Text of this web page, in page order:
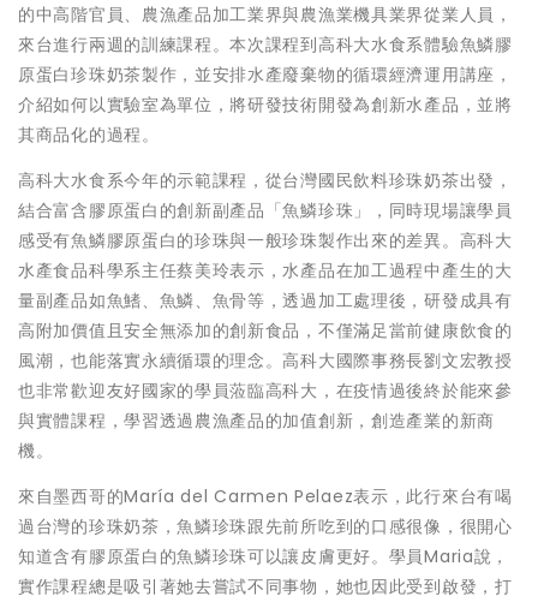
的中高階官員、農漁產品加工業界與農漁業機具業界從業人員，
來台進行兩週的訓練課程。本次課程到高科大水食系體驗魚鱗膠
原蛋白珍珠奶茶製作，並安排水產廢棄物的循環經濟運用講座，
介紹如何以實驗室為單位，將研發技術開發為創新水產品，並將
其商品化的過程。
高科大水食系今年的示範課程，從台灣國民飲料珍珠奶茶出發，
結合富含膠原蛋白的創新副產品「魚鱗珍珠」，同時現場讓學員
感受有魚鱗膠原蛋白的珍珠與一般珍珠製作出來的差異。高科大
水產食品科學系主任蔡美玲表示，水產品在加工過程中產生的大
量副產品如魚鰭、魚鱗、魚骨等，透過加工處理後，研發成具有
高附加價值且安全無添加的創新食品，不僅滿足當前健康飲食的
風潮，也能落實永續循環的理念。高科大國際事務長劉文宏教授
也非常歡迎友好國家的學員蒞臨高科大，在疫情過後終於能來參
與實體課程，學習透過農漁產品的加值創新，創造產業的新商
機。
來自墨西哥的María del Carmen Pelaez表示，此行來台有喝
過台灣的珍珠奶茶，魚鱗珍珠跟先前所吃到的口感很像，很開心
知道含有膠原蛋白的魚鱗珍珠可以讓皮膚更好。學員Maria說，
實作課程總是吸引著她去嘗試不同事物，她也因此受到啟發，打